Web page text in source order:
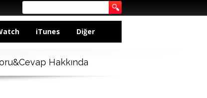
iTunes Diğer
Hakkında